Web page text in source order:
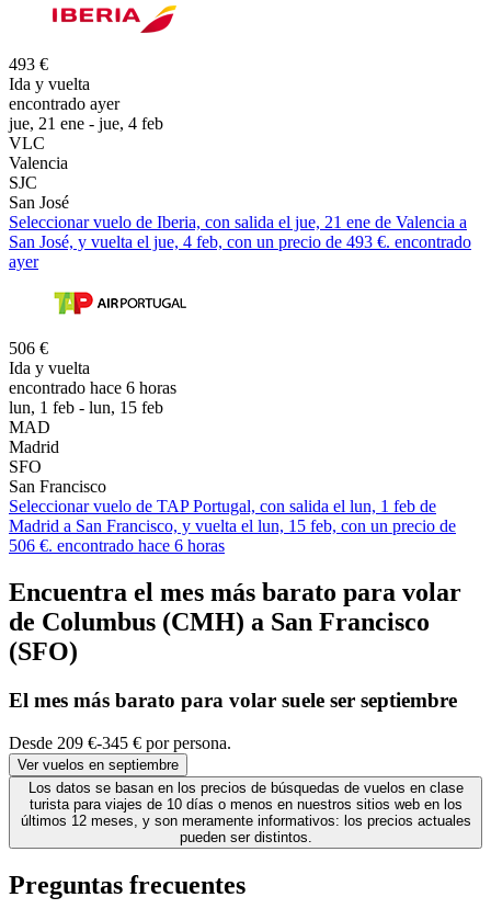
493 €
Ida y vuelta
encontrado ayer
jue, 21 ene - jue, 4 feb
VLC
Valencia
SJC
San José
Seleccionar vuelo de Iberia, con salida el jue, 21 ene de Valencia a
San José, y vuelta el jue, 4 feb, con un precio de 493 €. encontrado
ayer
506 €
Ida y vuelta
encontrado hace 6 horas
lun, 1 feb - lun, 15 feb
MAD
Madrid
SFO
San Francisco
Seleccionar vuelo de TAP Portugal, con salida el lun, 1 feb de
Madrid a San Francisco, y vuelta el lun, 15 feb, con un precio de
506 €. encontrado hace 6 horas
Encuentra el mes más barato para volar
de Columbus (CMH) a San Francisco
(SFO)
El mes más barato para volar suele ser septiembre
Desde 209 €-345 € por persona.
Ver vuelos en septiembre
Los datos se basan en los precios de búsquedas de vuelos en clase
turista para viajes de 10 días o menos en nuestros sitios web en los
últimos 12 meses, y son meramente informativos: los precios actuales
pueden ser distintos.
Preguntas frecuentes